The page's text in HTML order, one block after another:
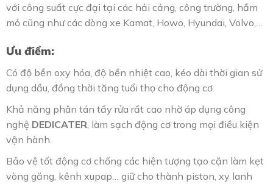
với công suất cực đại tại các hải cảng, công trường, hầm
mỏ cũng như các dòng xe Kamat, Howo, Hyundai, Volvo,…
Ưu điểm:
Có độ bền oxy hóa, độ bền nhiệt cao, kéo dài thời gian sử
dụng dầu, đồng thời tăng tuổi thọ cho động cơ.
Khả năng phân tán tẩy rửa rất cao nhờ áp dụng công
nghệ DEDICATER , làm sạch động cơ trong mọi điều kiện
vận hành.
Bảo vệ tốt động cơ chống các hiện tượng tạo cặn làm kẹt
vòng găng, kênh xupap… giữ cho thành piston, xy lanh